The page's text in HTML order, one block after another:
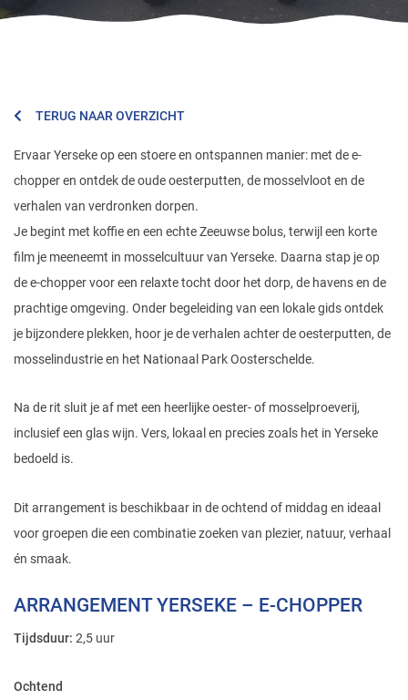
mosselindustrie en het Nationaal Park Oosterschelde.
bedoeld is.
Dit arrangement is beschikbaar in de ochtend of middag en ideaal
voor groepen die een combinatie zoeken van plezier, natuur, verhaal
én smaak.
ARRANGEMENT YERSEKE – E-CHOPPER
Tijdsduur:2,5 uur
Ochtend
10:00 – 10:30: ontvangst met koffie en een Zeeuwse bolus met
10:30 – 12:00: ontdek Yerseke en omgeving op een stoere e-chopper
onder begeleiding van een gids.
12:00 – 12:30: Oesterproeverij of mosselproeverij met glas wijn.
Middag
13:30 – 14:00: ontvangst met koffie en een Zeeuwse bolus met
vertoning van film over Yerseke.
onder begeleiding van een gids.
15:30 – 16:00: Oesterproeverij of mosselproeverij met glas wijn.
Prijs:€ 42,95 per persoon incl. btw.